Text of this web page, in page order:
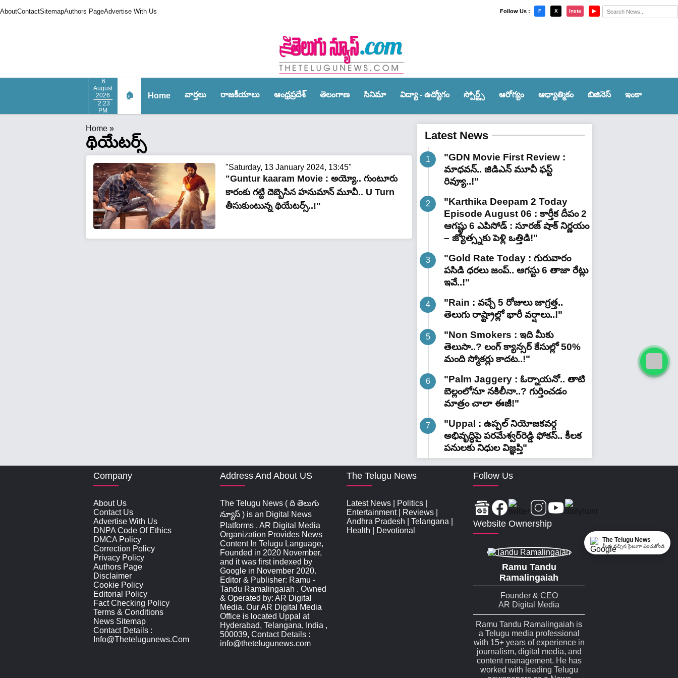
AboutContactSitemapAuthors PageAdvertise With Us Follow Us : F X Insta ▶
6
August
2026
2:23
PM
🏠 Home వార్త‌లు రాజ‌కీయాలు ఆంధ్ర‌ప్ర‌దేశ్‌ తెలంగాణ‌ సినిమా విద్యా - ఉద్యోగం స్పోర్ట్స్‌ ఆరోగ్యం ఆధ్యాత్మికం బిజినెస్ ఇంకా
×
Home »
థియేట‌ర్స్‌
"Saturday, 13 January 2024, 13:45"
"Guntur kaaram Movie : అయ్యో.. గుంటూరు
కారంకు గ‌ట్టి దెబ్బెసిన హ‌నుమాన్ మూవీ.. U Turn
తీసుకుంటున్న థియేట‌ర్స్‌..!"
Latest News
"GDN Movie First Review :
మాధవన్.. జిడిఎన్ మూవీ ఫ‌స్ట్
రివ్యూ..!"
"Karthika Deepam 2 Today
Episode August 06 : కార్తీక దీపం 2
ఆగష్టు 6 ఎపిసోడ్ : సూరజ్ షాక్ నిర్ణయం
– జ్యోత్స్నకు పెళ్లి ఒత్తిడి!"
"Gold Rate Today : గురువారం
పసిడి ధరలు జంప్.. ఆగస్టు 6 తాజా రేట్లు
ఇవే..!"
"Rain : వచ్చే 5 రోజులు జాగ్రత్త..
తెలుగు రాష్ట్రాల్లో భారీ వ‌ర్షాలు..!"
"Non Smokers : ఇది మీకు
తెలుసా..? లంగ్ క్యాన్సర్ కేసుల్లో 50%
మంది స్మోకర్లు కాదట..!"
"Palm Jaggery : ఓర్నాయనో.. తాటి
బెల్లంలోనూ నకిలీనా..? గుర్తించడం
మాత్రం చాలా ఈజీ!"
"Uppal : ఉప్పల్ నియోజకవర్గ
అభివృద్ధిపై పరమేశ్వర్‌రెడ్డి ఫోకస్.. కీలక
పనులకు నిధుల విజ్ఞప్తి"
Company
About Us
Contact Us
Advertise With Us
DNPA Code Of Ethics
DMCA Policy
Correction Policy
Privacy Policy
Authors Page
Disclaimer
Cookie Policy
Editorial Policy
Fact Checking Policy
Terms & Conditions
News Sitemap
Contact Details :
Info@thetelugunews.com
Address And About US
The Telugu News ( ది తెలుగు
న్యూస్‌ ) is an Digital News
Platforms . AR Digital Media
Organization Provides News
Content In Telugu Language,
Founded in 2020 November,
and it was first indexed by
Google in November 2020.
Editor & Publisher: Ramu -
Tandu Ramalingaiah . Owned
& Operated by: AR Digital
Media. Our AR Digital Media
Office is located Uppal at
Hyderabad, Telangana, India ,
500039, Contact Details :
info@thetelugunews.com
The Telugu News
Latest News Politics
Entertainment| Reviews
Andhra Pradesh
Telangana
Health
Devotional
Follow Us
Website Ownership
Ramu Tandu
Ramalingaiah
Founder & CEO
AR Digital Media
Ramu Tandu Ramalingaiah is
a Telugu media professional
with 15+ years of experience in
journalism, digital media, and
content management. He has
worked with leading Telugu
The Telugu News
మీకు నచ్చిన సైటుగా ఎంచుకోండి